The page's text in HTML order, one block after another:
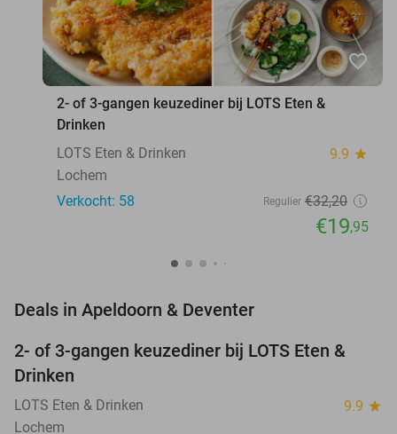
favorite_border
2- of 3-gangen keuzediner bij LOTS Eten &
Drinken
LOTS Eten & Drinken
9.9 star
Lochem
Verkocht: 58
Regulier €32,20
€19,95
Deals in Apeldoorn & Deventer
38%
TODAY
2- of 3-gangen keuzediner bij LOTS Eten &
Drinken
LOTS Eten & Drinken 9.9 star
Lochem